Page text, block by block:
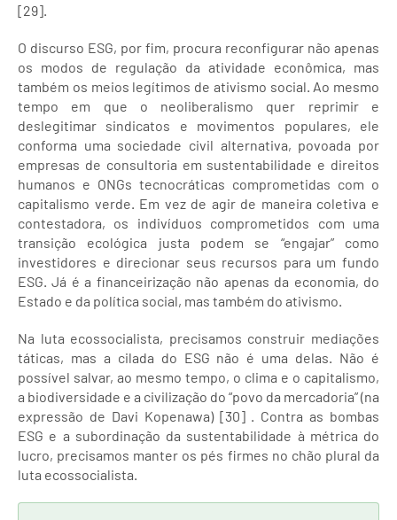
[29].
O discurso ESG, por fim, procura reconfigurar não apenas
os modos de regulação da atividade econômica, mas
também os meios legítimos de ativismo social. Ao mesmo
tempo em que o neoliberalismo quer reprimir e
deslegitimar sindicatos e movimentos populares, ele
conforma uma sociedade civil alternativa, povoada por
empresas de consultoria em sustentabilidade e direitos
humanos e ONGs tecnocráticas comprometidas com o
capitalismo verde. Em vez de agir de maneira coletiva e
contestadora, os indivíduos comprometidos com uma
transição ecológica justa podem se “engajar” como
investidores e direcionar seus recursos para um fundo
ESG. Já é a financeirização não apenas da economia, do
Estado e da política social, mas também do ativismo.
Na luta ecossocialista, precisamos construir mediações
táticas, mas a cilada do ESG não é uma delas. Não é
possível salvar, ao mesmo tempo, o clima e o capitalismo,
a biodiversidade e a civilização do “povo da mercadoria” (na
expressão de Davi Kopenawa) [30] . Contra as bombas
ESG e a subordinação da sustentabilidade à métrica do
lucro, precisamos manter os pés firmes no chão plural da
luta ecossocialista.